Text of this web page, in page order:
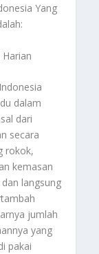
Yang
dalam
dari
secara
rokok,
kemasan
langsung
jumlah
yang
pakai